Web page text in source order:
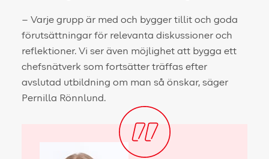
– Varje grupp är med och bygger tillit och goda
förutsättningar för relevanta diskussioner och
reflektioner. Vi ser även möjlighet att bygga ett
chefsnätverk som fortsätter träffas efter
avslutad utbildning om man så önskar, säger
Pernilla Rönnlund.